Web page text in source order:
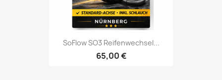
SoFlow SO3 Reifenwechsel...
65,00 €